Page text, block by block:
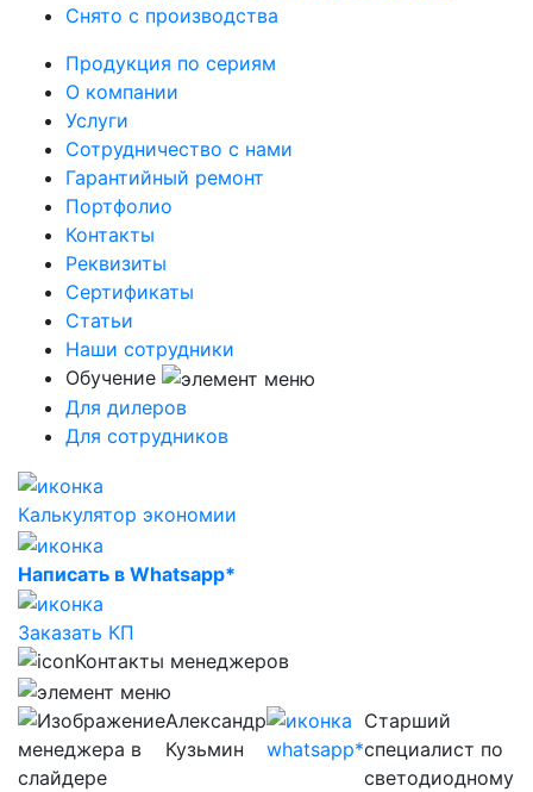
Снято с производства
Продукция по сериям
О компании
Услуги
Сотрудничество с нами
Гарантийный ремонт
Портфолио
Контакты
Реквизиты
Сертификаты
Статьи
Наши сотрудники
Обучение
Для дилеров
Для сотрудников
Калькулятор экономии
Написать в Whatsapp*
Заказать КП
Контакты менеджеров
Александр
Кузьмин
Старший
специалист по
светодиодному